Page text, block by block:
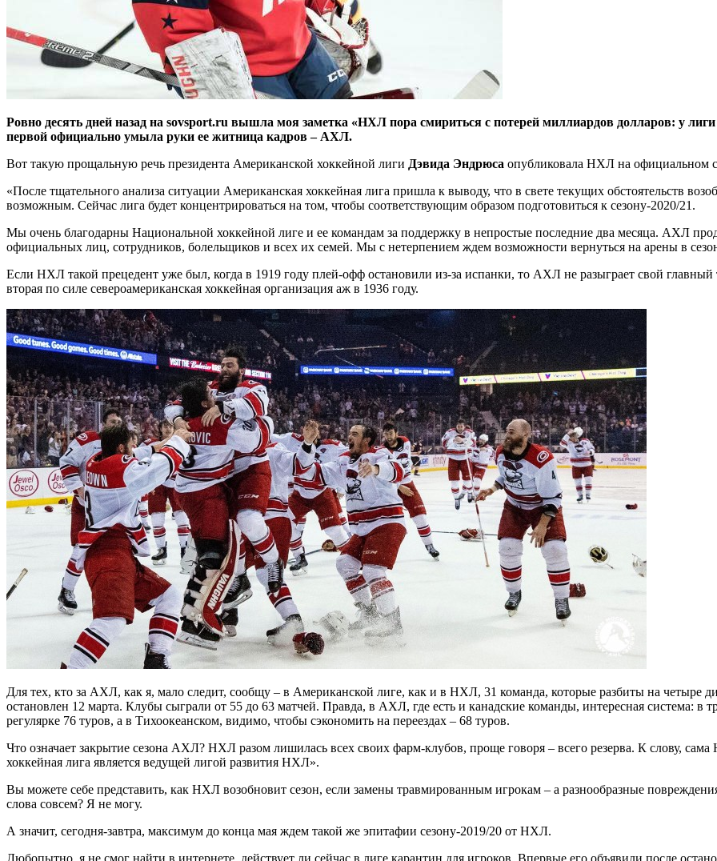
Ровно десять дней назад на sovsport.ru вышла моя заметка «НХЛ пора смириться с потерей миллиардов долларов: у
первой официально умыла руки ее житница кадров – АХЛ.
Вот такую прощальную речь президента Американской хоккейной лиги Дэвида Эндрюса опубликовала НХЛ на официальном
«После тщательного анализа ситуации Американская хоккейная лига пришла к выводу, что в свете текущих обстоятельств
возможным. Сейчас лига будет концентрироваться на том, чтобы соответствующим образом подготовиться к сезону-2020/21.
Мы очень благодарны Национальной хоккейной лиге и ее командам за поддержку в непростые последние два месяца. АХЛ
официальных лиц, сотрудников, болельщиков и всех их семей. Мы с нетерпением ждем возможности вернуться на арены в
Если НХЛ такой прецедент уже был, когда в 1919 году плей-офф остановили из-за испанки, то АХЛ не разыграет свой
вторая по силе североамериканская хоккейная организация аж в 1936 году.
Для тех, кто за АХЛ, как я, мало следит, сообщу – в Американской лиге, как и в НХЛ, 31 команда, которые разбиты на
остановлен 12 марта. Клубы сыграли от 55 до 63 матчей. Правда, в АХЛ, где есть и канадские команды, интересная система: в
регулярке 76 туров, а в Тихоокеанском, видимо, чтобы сэкономить на переездах – 68 туров.
Что означает закрытие сезона АХЛ? НХЛ разом лишилась всех своих фарм-клубов, проще говоря – всего резерва. К слову,
хоккейная лига является ведущей лигой развития НХЛ».
Вы можете себе представить, как НХЛ возобновит сезон, если замены травмированным игрокам – а разнообразные
слова совсем? Я не могу.
А значит, сегодня-завтра, максимум до конца мая ждем такой же эпитафии сезону-2019/20 от НХЛ.
Любопытно, я не смог найти в интернете, действует ли сейчас в лиге карантин для игроков. Впервые его объявили после